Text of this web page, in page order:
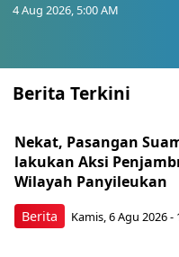
4 Aug 2026, 5:00 AM
Berita Terkini
Berita
Nekat, Pasangan
lakukan Aksi
Wilayah Panyileukan
Kamis, 6 Agu 2026 -